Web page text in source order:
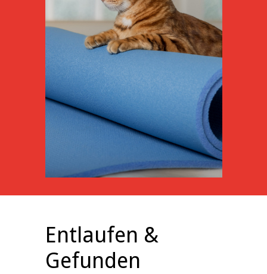
Entlaufen &
Gefunden